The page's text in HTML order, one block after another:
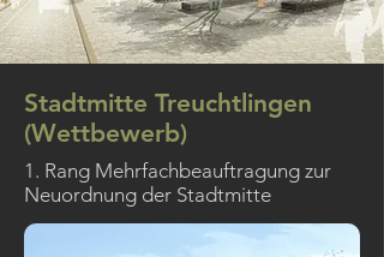
Stadtmitte Treuchtlingen
(Wettbewerb)
1. Rang Mehrfachbeauftragung zur
Neuordnung der Stadtmitte